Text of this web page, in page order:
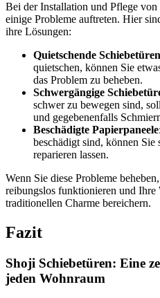
Bei der Installation und Pflege
einige Probleme auftreten. Hier
ihre Lösungen:
Quietschende Schiebetüren
quietschen, können Sie
das Problem zu beheben.
Schwergängige
schwer zu bewegen sind,
und gegebenenfalls
Beschädigte Papierpaneele
beschädigt sind, können Sie
reparieren lassen.
Wenn Sie diese Probleme
reibungslos funktionieren und Ihre
traditionellen Charme bereichern.
Fazit
Shoji Schiebetüren: Eine
jeden Wohnraum